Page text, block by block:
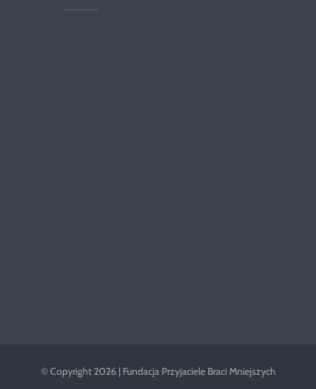
© Copyright 2026 | Fundacja Przyjaciele Braci Mniejszych